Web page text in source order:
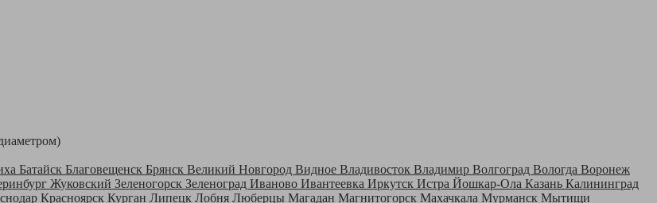
Батайск Благовещенск Брянск Великий Новгород Видное Владивосток Владимир Волгоград Вологда Воронеж
Жуковский Зеленогорск Зеленоград Иваново Ивантеевка Иркутск Истра Йошкар-Ола Казань Калининград
Красноярск Курган Липецк Лобня Люберцы Магадан Магнитогорск Махачкала Мурманск Мытищи